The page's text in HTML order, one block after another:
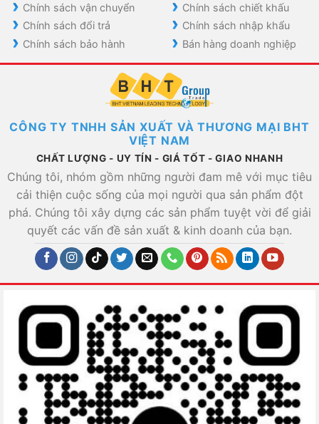
Chính sách vận chuyển
Chính sách đổi trả
Chính sách bảo hành
Chính sách chiết khấu
Chính sách nhập khẩu
Bán hàng doanh nghiệp
CÔNG TY TNHH SẢN XUẤT VÀ THƯƠNG MẠI BHT
VIỆT NAM
CHẤT LƯỢNG - UY TÍN - GIÁ TỐT - GIAO NHANH
Chúng tôi, nhóm gồm những người đam mê với mục tiêu
cải thiện cuộc sống của mọi người qua sản phẩm đột
phá. Chúng tôi xây dựng các sản phẩm tuyệt vời để giải
quyết các vấn đề sản xuất & kinh doanh của bạn.